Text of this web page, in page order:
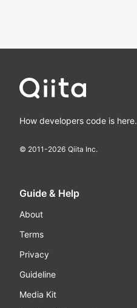
How developers code is here.
© 2011-2026 Qiita Inc.
Guide & Help
About
Terms
Privacy
Guideline
Media Kit